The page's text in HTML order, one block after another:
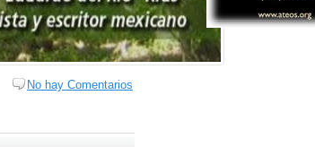
No hay Comentarios